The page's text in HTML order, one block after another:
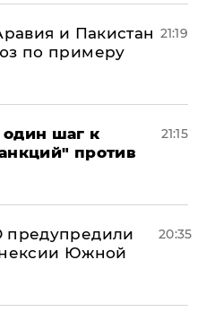
и Пакистан
по примеру
21:19
шаг к
против
21:15
предупредили
Южной
20:35